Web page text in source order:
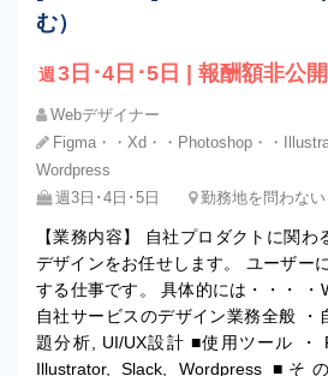
む）
週 3日･4日･5日 | 報酬額非公開
Webデザイナー
Figma・・Xd・・Photoshop・・
Wordpress
週3日･4日･5日
勤務地を問わない
【業務内容】 自社プロダクトに関
デザインをお任せします。 ユーザー
する仕事です。 具体的には・・・ ・
自社サービスのデザイン業務全般 ・
題分析, UI/UX設計 ■使用ツール ・
Illustrator, Slack, Wordpress ■